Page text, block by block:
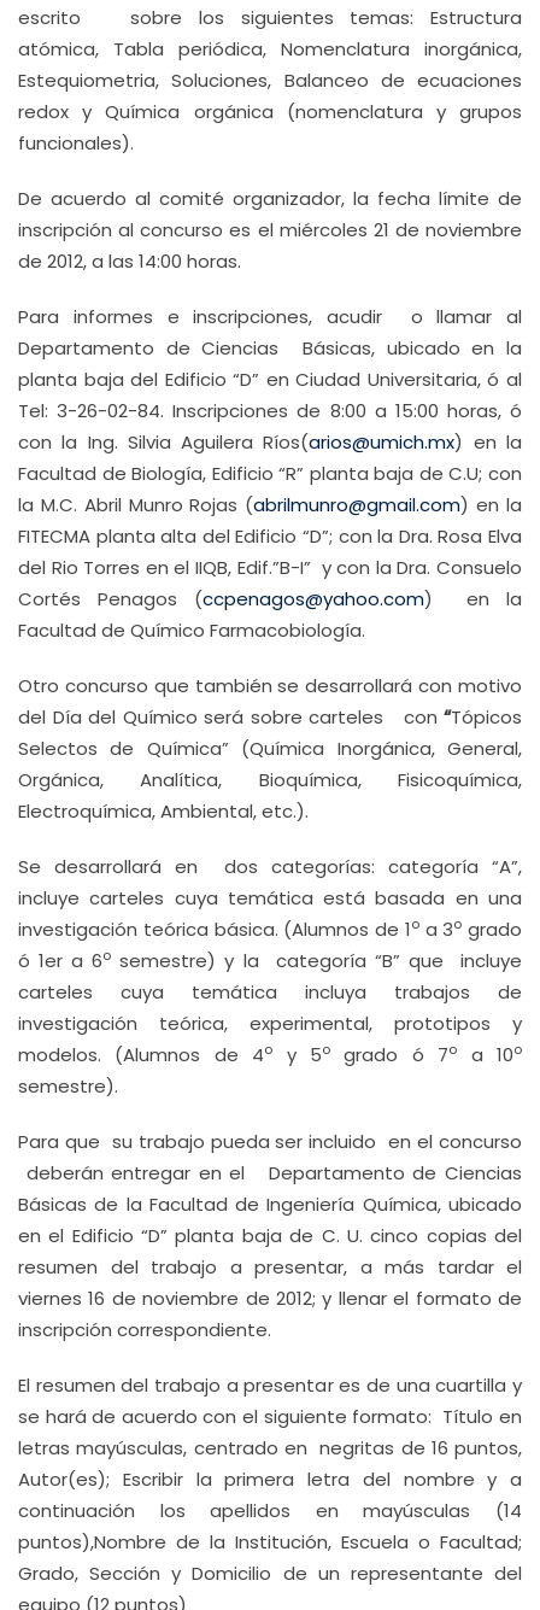
escrito sobre los siguientes temas: Estructura
atómica, Tabla periódica, Nomenclatura inorgánica,
Estequiometria, Soluciones, Balanceo de ecuaciones
redox y Química orgánica (nomenclatura y grupos
funcionales).
De acuerdo al comité organizador, la fecha límite de
inscripción al concurso es el miércoles 21 de noviembre
de 2012, a las 14:00 horas.
Para informes e inscripciones, acudir o llamar al
Departamento de Ciencias Básicas, ubicado en la
planta baja del Edificio “D” en Ciudad Universitaria, ó al
Tel: 3-26-02-84. Inscripciones de 8:00 a 15:00 horas, ó
con la Ing. Silvia Aguilera Ríos(arios@umich.mx) en la
Facultad de Biología, Edificio “R” planta baja de C.U; con
la M.C. Abril Munro Rojas (abrilmunro@gmail.com) en la
FITECMA planta alta del Edificio “D”; con la Dra. Rosa Elva
del Rio Torres en el IIQB, Edif.”B-I” y con la Dra. Consuelo
Cortés Penagos (ccpenagos@yahoo.com) en la
Facultad de Químico Farmacobiología.
Otro concurso que también se desarrollará con motivo
del Día del Químico será sobre carteles con “Tópicos
Selectos de Química” (Química Inorgánica, General,
Orgánica, Analítica, Bioquímica, Fisicoquímica,
Electroquímica, Ambiental, etc.).
Se desarrollará en dos categorías: categoría “A”,
incluye carteles cuya temática está basada en una
investigación teórica básica. (Alumnos de 1oa 3o grado
ó 1er a 6o semestre) y la categoría “B” que incluye
carteles cuya temática incluya trabajos de
investigación teórica, experimental, prototipos y
modelos. (Alumnos de 4o y 5o grado ó 7o a 10o
semestre).
Para que su trabajo pueda ser incluido en el concurso
deberán entregar en el Departamento de Ciencias
Básicas de la Facultad de Ingeniería Química, ubicado
en el Edificio “D” planta baja de C. U. cinco copias del
resumen del trabajo a presentar, a más tardar el
viernes 16 de noviembre de 2012; y llenar el formato de
inscripción correspondiente.
El resumen del trabajo a presentar es de una cuartilla y
se hará de acuerdo con el siguiente formato: Título en
letras mayúsculas, centrado en negritas de 16 puntos,
Autor(es); Escribir la primera letra del nombre y a
continuación los apellidos en mayúsculas (14
puntos),Nombre de la Institución, Escuela o Facultad;
Grado, Sección y Domicilio de un representante del
equipo (12 puntos)